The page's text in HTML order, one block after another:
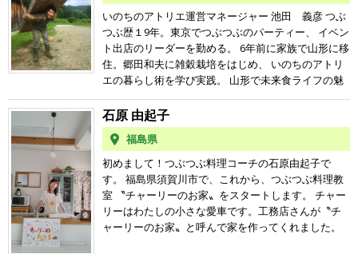
良い。 でも、いろんな理由から超陽性の肉と卵は毒
になりやすい。 そんな考え方をベースに私は食べる
もの全般を総入れ替えしました。 陰性の食材（特に
大豆系食品！）を食べることをやめ、 積極的に陽性
の食材を食べることに。 すると、すぐに生理不順は
なくなりました。 原因は冷えだったんだと実感。 そ
れと同時に私はつぶつぶにも出会いました。 単にマ
クロビオティックの考え方を取り入れると 「昔の日
本人が食べていたものを食べよう。現代食をやめよ
う。」 といった発想になるのだけど、 私も含めてい
ろんな美味しい食べ物を知り尽くしている 現代日本
人には禁欲的すぎて楽しくない。 ただ、食べるもの
の選択肢が減るだけ。 そんななか、つぶつぶのメニ
ューバリエーションはすごい！ 雑穀を使って、こん
なものも作れる、あんなものも作れる！ 選択肢が増
内弟子として上京。 ３年みっちり仕事も食も暮らし
も全て つぶつぶ三昧で過ごした結果。 体重が １０キ
ロ減り、肌荒れも治り、毎日ニコニコ 楽しく暮らせ
るようになる。 つぶつぶで一緒に働く夫と結婚。 東
京では つぶつぶカフェ店長、パーティー担当、商品
開発担当などの 仕事を経験する。 2017年夫と娘3
人、家族でつぶつぶの拠点のある 山形県小国町に移
住。 大自然の中でのびのび暮らす。 四女が生まれ6
人家族になる。 2019年から活動再開。 山形県、新潟
県で美味しく楽しいつぶつぶ料理を伝えています♪
いで 新鮮な野菜、リンゴや梨や柿フルーツ食べ放
題。 秋には松茸ご飯が定番。 お米も家族で自給して
毎日がご馳走の日々を過ごす。 大学進学しとても居
心地のいい実家を一歩出てみたら なんと何もできな
い自分に気づき一人暮らしは 苦労の日々。 国際開
な問題の山に途方にくれ さらには、こんなに争い地
球を破壊する 人間自体に不信感を強く持ちうつ状態
に。 自分のことも手に負えず、 気がつけば体重が１
０キロ増え、顔はブツブツ。 いつも眠くてだるい。
年々酷くなる花粉症と生理痛。 一体自分の不調とこ
の世界の不調和の 根本原因はどこにあるのだろう？
と探し求めつぶつぶに出会う。 本当の美味しさに感
動し 子供の頃の美味しいものを食べる喜び 天真爛漫
に遊ぶ感覚を取り戻し始める。 つぶつぶで仕事した
いのちのアトリエ運営マネージャー 池田 義彦 つぶ
つぶ歴１9年。東京でつぶつぶのパーティー、 イベン
ト出店のリーダーを勤める。 6年前に家族で山形に移
住。郷田和夫に雑穀栽培をはじめ、 いのちのアトリ
エの暮らし術を学び実践。 山形で未来食ライフの魅
力を発信することにやりがいと 情熱を持って活動
中。 かつて、ジャンクフードが大好物だった私が、
未来食つぶつぶの実践で健康的に20キロ痩せ、 体力
も気力もアップ。気がつけば、一般的な成人男性の
多くが抱える、薄毛や体臭、過食、花粉症、ニキ
ビ、 冷え性、腰痛などの悩みがすべて解消。 つぶつ
ぶレストラン２店舗の総店長として10年勤務。 レス
トラン運営・スタッフ育成・メニュー開発・ イベン
ト企画運営に携わる。 2016年に妻・つぶつぶマザー
石原 由起子
福島県
初めまして！つぶつぶ料理コーチの石原由起子で
す。 福島県須賀川市で、これから、つぶつぶ料理教
室 〝チャーリーのお家〟をスタートします。 チャー
リーはわたしの小さな愛車です。工務店さんが〝チ
ャーリーのお家〟と呼んで家を作ってくれました。